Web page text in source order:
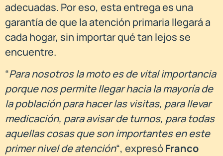
adecuadas. Por eso, esta entrega es una
garantía de que la atención primaria llegará a
cada hogar, sin importar qué tan lejos se
encuentre.
“Para nosotros la moto es de vital importancia
porque nos permite llegar hacia la mayoría de
la población para hacer las visitas, para llevar
medicación, para avisar de turnos, para todas
aquellas cosas que son importantes en este
primer nivel de atención“, expresóFranco